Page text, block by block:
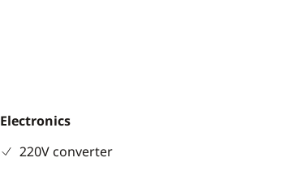
Electronics
220V converter